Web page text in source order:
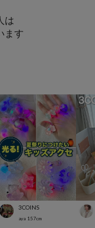
は
ます
3COINS
aya 157cm